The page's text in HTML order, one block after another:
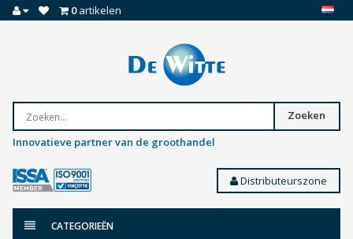
0artikelen
Zoeken
Innovatieve partner van de groothandel
Distributeurszone
CATEGORIEËN